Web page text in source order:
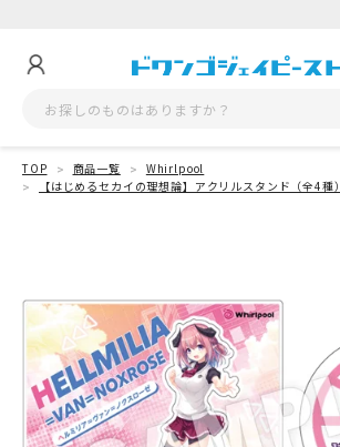
TOP 商品一覧
Whirlpool
【はじめるセカイの理想論】アクリルスタンド（全4種）